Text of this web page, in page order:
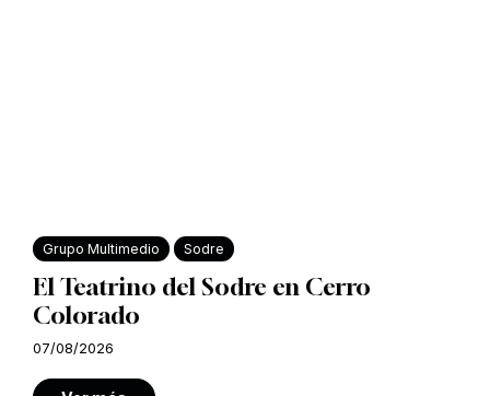
Grupo Multimedio Sodre
El Teatrino del Sodre en Cerro
Colorado
07/08/2026